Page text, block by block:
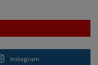
Instagram